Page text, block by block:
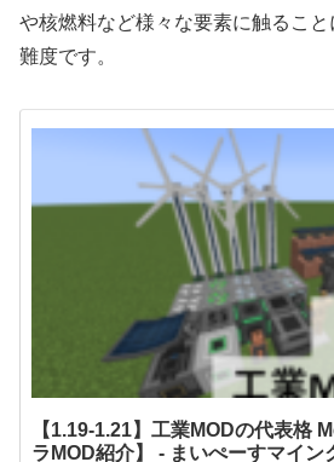
や核燃料など様々な要素に触るこ
難度です。
【1.19-1.21】工業MODの代表格
ラMOD紹介】 - まいぺーすマイン